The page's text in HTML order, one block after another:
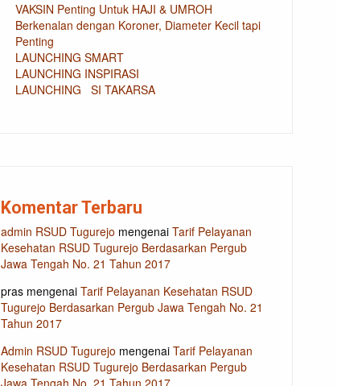
VAKSIN Penting Untuk HAJI & UMROH
Berkenalan dengan Koroner, Diameter Kecil tapi
Penting
LAUNCHING SMART
LAUNCHING INSPIRASI
LAUNCHING SI TAKARSA
Komentar Terbaru
admin RSUD Tugurejo mengenaiTarif Pelayanan
Kesehatan RSUD Tugurejo Berdasarkan Pergub
Jawa Tengah No. 21 Tahun 2017
pras mengenaiTarif Pelayanan Kesehatan RSUD
Tugurejo Berdasarkan Pergub Jawa Tengah No. 21
Tahun 2017
Admin RSUD Tugurejo mengenaiTarif Pelayanan
Kesehatan RSUD Tugurejo Berdasarkan Pergub